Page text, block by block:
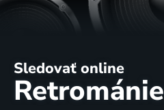
Sledovať online
Retrománie